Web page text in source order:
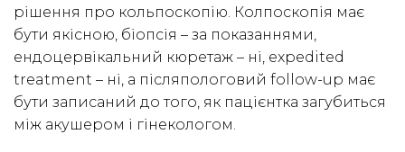
рішення про кольпоскопію. Колпоскопія має
бути якісною, біопсія – за показаннями,
ендоцервікальний кюретаж – ні, expedited
treatment – ні, а післяпологовий follow-up має
бути записаний до того, як пацієнтка загубиться
між акушером і гінекологом.